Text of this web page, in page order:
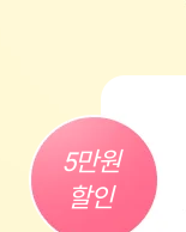
5만원
할인